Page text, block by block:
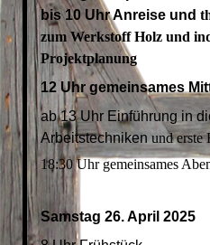
bis 10 Uhr Anreise und
zum Werkstoff Holz und
Projektplanung
12 Uhr gemeinsames
ab 13 Uhr Einführung in
Arbeitstechniken und erste
18:30 Uhr gemeinsames
Samstag 26. April 2025